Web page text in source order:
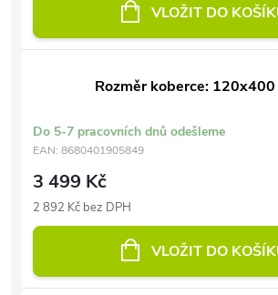
VLOŽIT DO
Rozměr koberce: 120x400
Do 5-7 pracovních dnů odešleme
EAN: 8680401905849
3 499 Kč
2 892 Kč bez DPH
VLOŽIT DO